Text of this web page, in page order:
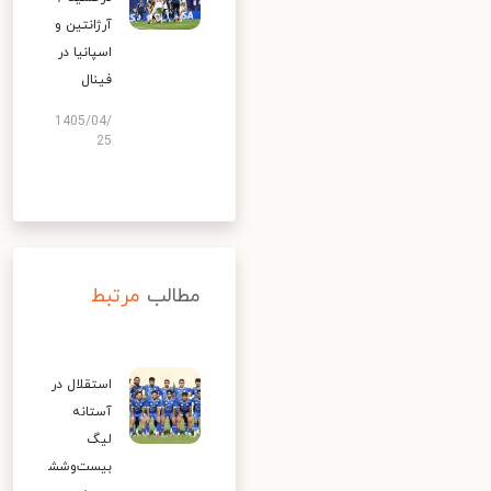
آرژانتین و
اسپانیا در
فینال
1405/04/
25
مطالب مرتبط
استقلال در
آستانه
لیگ
بیست‌وشش